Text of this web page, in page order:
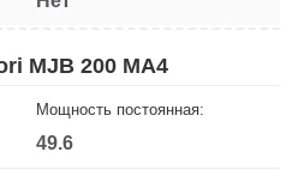
MJB 200 MA4
Мощность постоянная:
49.6